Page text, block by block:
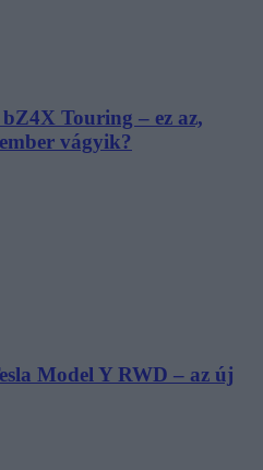
Touring – ez az,
vágyik?
Model Y RWD – az új